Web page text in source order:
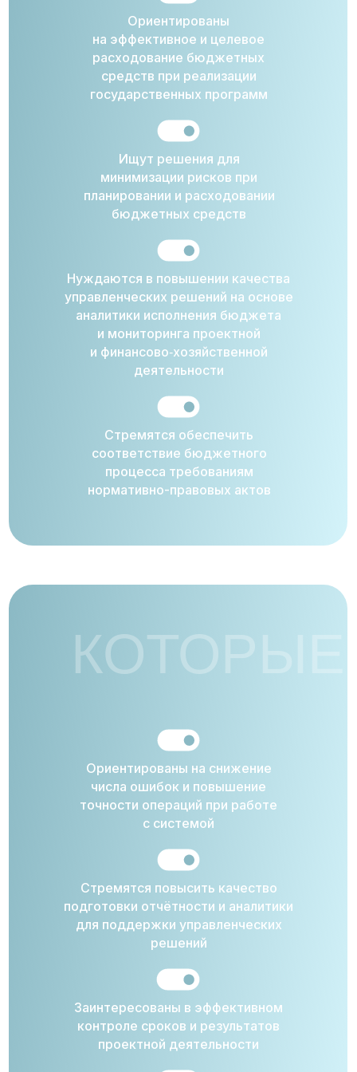
Ориентированы
на эффективное и целевое
расходование бюджетных
средств при реализации
государственных программ
Ищут решения для
минимизации рисков при
планировании и расходовании
бюджетных средств
Нуждаются в повышении качества
управленческих решений на основе
аналитики исполнения бюджета
и мониторинга проектной
и финансово‑хозяйственной
деятельности
Стремятся обеспечить
соответствие бюджетного
процесса требованиям
нормативно-правовых актов
Заинтересованы в эффективном
контроле сроков и результатов
проектной деятельности
Стремятся повысить качество
подготовки отчётности и аналитики
для поддержки управленческих
решений
Ориентированы на снижение
числа ошибок и повышение
точности операций при работе
с системой
КОТОРЫЕ
После обучения